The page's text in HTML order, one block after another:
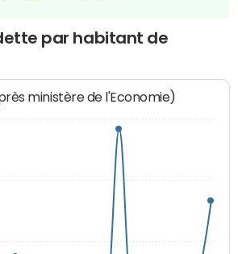
par habitant de
ministère de l'Economie)